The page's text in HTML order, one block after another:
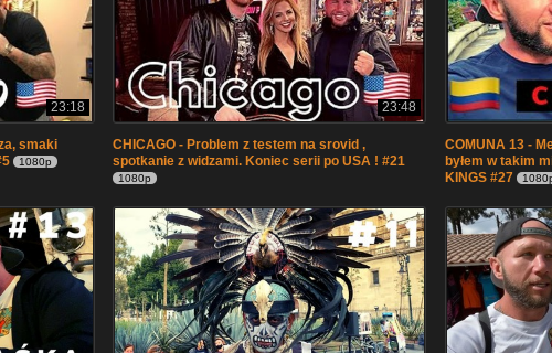
23:18
smaki
1080p
23:48
CHICAGO - Problem z testem na srovid ,
spotkanie z widzami. Koniec serii po USA ! #21
1080p
COMUNA 13 -
byłem w takim
KINGS #27